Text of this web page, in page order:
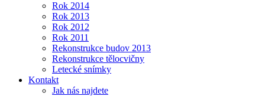
Rok 2014
Rok 2013
Rok 2012
Rok 2011
Rekonstrukce budov 2013
Rekonstrukce tělocvičny
Letecké snímky
Kontakt
Jak nás najdete